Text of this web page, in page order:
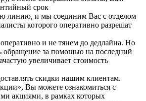
срок
линию, и мы соединим Вас с отделом
которого оперативно разрешат
и не тянем до дедлайна. Но
обращение за помощью на последний
увеличивает стоимость
скидки нашим клиентам.
Вы можете ознакомиться с
акциями, в рамках которых